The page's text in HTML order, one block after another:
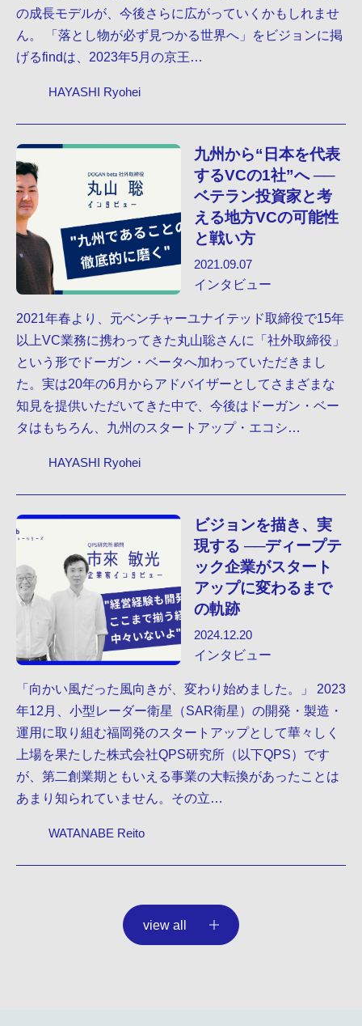
の成長モデルが、今後さらに広がっていくかもしれませ
ん。 「落とし物が必ず見つかる世界へ」をビジョンに掲
げるfindは、2023年5月の京王…
HAYASHI Ryohei
九州から“日本を代表
するVCの1社”へ ──
ベテラン投資家と考
える地方VCの可能性
と戦い方
2021.09.07
インタビュー
2021年春より、元ベンチャーユナイテッド取締役で15年
以上VC業務に携わってきた丸山聡さんに「社外取締役」
という形でドーガン・ベータへ加わっていただきまし
た。実は20年の6月からアドバイザーとしてさまざまな
知見を提供いただいてきた中で、今後はドーガン・ベー
タはもちろん、九州のスタートアップ・エコシ…
HAYASHI Ryohei
ビジョンを描き、実
現する ──ディープテ
ック企業がスタート
アップに変わるまで
の軌跡
2024.12.20
インタビュー
「向かい風だった風向きが、変わり始めました。」 2023
年12月、小型レーダー衛星（SAR衛星）の開発・製造・
運用に取り組む福岡発のスタートアップとして華々しく
上場を果たした株式会社QPS研究所（以下QPS）です
が、第二創業期ともいえる事業の大転換があったことは
あまり知られていません。その立…
WATANABE Reito
view all